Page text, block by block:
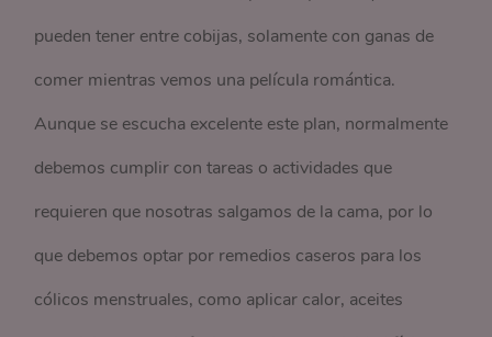
pueden tener entre cobijas, solamente con ganas de
comer mientras vemos una película romántica.
Aunque se escucha excelente este plan, normalmente
debemos cumplir con tareas o actividades que
requieren que nosotras salgamos de la cama, por lo
que debemos optar por remedios caseros para los
cólicos menstruales, como aplicar calor, aceites